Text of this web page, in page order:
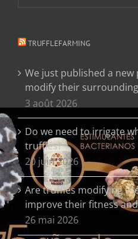
TRUFFLEFARMING
We just published a
modify their
3 août 2026
Do we need to irrigate
truffles?
20 juin 2026
Are truffles modifying
improve their fitness
26 mai 2026